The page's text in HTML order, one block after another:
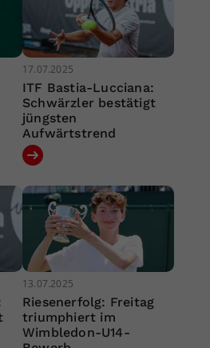
17.07.2025
ITF Bastia-Lucciana:
Schwärzler bestätigt
jüngsten
Aufwärtstrend
13.07.2025
Riesenerfolg: Freitag
triumphiert im
Wimbledon-U14-